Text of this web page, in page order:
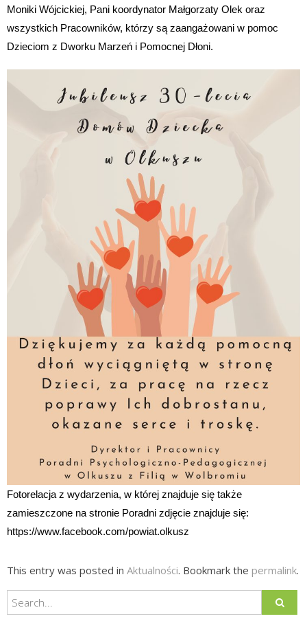
Moniki Wójcickiej, Pani koordynator Małgorzaty Olek oraz
wszystkich Pracowników, którzy są zaangażowani w pomoc
Dzieciom z Dworku Marzeń i Pomocnej Dłoni.
Fotorelacja z wydarzenia, w której znajduje się także
zamieszczone na stronie Poradni zdjęcie znajduje się:
https://www.facebook.com/powiat.olkusz
This entry was posted in Aktualności. Bookmark the permalink.